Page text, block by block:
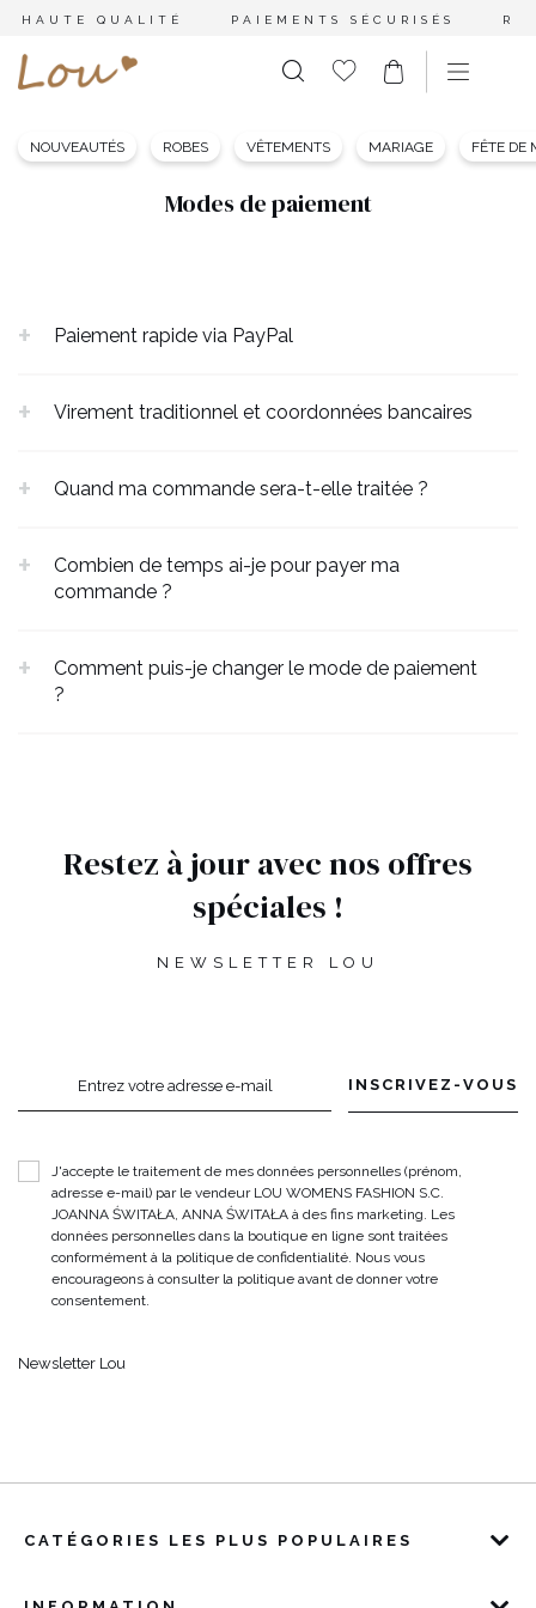
HAUTE QUALITÉ PAIEMENTS SÉCURISÉS
NOUVEAUTÉS ROBES VÊTEMENTS MARIAGE FÊTE DE
Modes de paiement
Paiement rapide via PayPal
Virement traditionnel et coordonnées bancaires
Quand ma commande sera-t-elle traitée ?
Combien de temps ai-je pour payer ma
commande ?
Comment puis-je changer le mode de paiement
?
Restez à jour avec nos offres
spéciales !
NEWSLETTER LOU
Entrez votre adresse e-mail INSCRIVEZ-VOUS
J'accepte le traitement de mes données personnelles (prénom,
adresse e-mail) par le vendeur LOU WOMENS FASHION S.C.
JOANNA ŚWITAŁA, ANNA ŚWITAŁA à des fins marketing. Les
données personnelles dans la boutique en ligne sont traitées
conformément à la politique de confidentialité. Nous vous
encourageons à consulter la politique avant de donner votre
consentement.
Newsletter Lou
CATÉGORIES LES PLUS POPULAIRES